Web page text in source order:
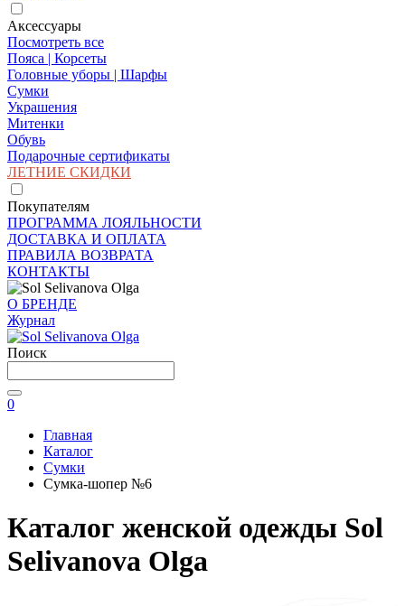
Аксессуары
Посмотреть все
Пояса | Корсеты
Головные уборы | Шарфы
Сумки
Украшения
Митенки
Обувь
Подарочные сертификаты
ЛЕТНИЕ СКИДКИ
Покупателям
ПРОГРАММА ЛОЯЛЬНОСТИ
ДОСТАВКА И ОПЛАТА
ПРАВИЛА ВОЗВРАТА
КОНТАКТЫ
О БРЕНДЕ
Журнал
Поиск
0
Главная
Каталог
Сумки
Сумка-шопер №6
Каталог женской одежды Sol
Selivanova Olga